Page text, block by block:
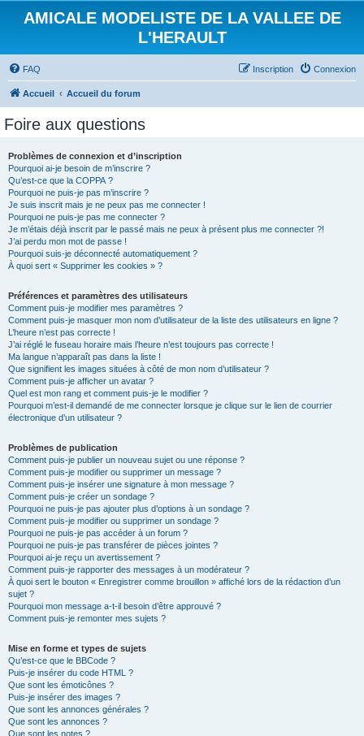
AMICALE MODELISTE DE LA VALLEE DE
L'HERAULT
FAQ Connexion
Inscription
Accueil Accueil du forum
Foire aux questions
Problèmes de connexion et d’inscription
Pourquoi ai-je besoin de m’inscrire ?
Qu’est-ce que la COPPA ?
Pourquoi ne puis-je pas m’inscrire ?
Je suis inscrit mais je ne peux pas me connecter !
Pourquoi ne puis-je pas me connecter ?
Je m’étais déjà inscrit par le passé mais ne peux à présent plus me connecter ?!
J’ai perdu mon mot de passe !
Pourquoi suis-je déconnecté automatiquement ?
À quoi sert « Supprimer les cookies » ?
Préférences et paramètres des utilisateurs
Comment puis-je modifier mes paramètres ?
Comment puis-je masquer mon nom d’utilisateur de la liste des utilisateurs en ligne ?
L’heure n’est pas correcte !
J’ai réglé le fuseau horaire mais l’heure n’est toujours pas correcte !
Ma langue n’apparaît pas dans la liste !
Que signifient les images situées à côté de mon nom d’utilisateur ?
Comment puis-je afficher un avatar ?
Quel est mon rang et comment puis-je le modifier ?
Pourquoi m’est-il demandé de me connecter lorsque je clique sur le lien de courrier
électronique d’un utilisateur ?
Problèmes de publication
Comment puis-je publier un nouveau sujet ou une réponse ?
Comment puis-je modifier ou supprimer un message ?
Comment puis-je insérer une signature à mon message ?
Comment puis-je créer un sondage ?
Pourquoi ne puis-je pas ajouter plus d’options à un sondage ?
Comment puis-je modifier ou supprimer un sondage ?
Pourquoi ne puis-je pas accéder à un forum ?
Pourquoi ne puis-je pas transférer de pièces jointes ?
Pourquoi ai-je reçu un avertissement ?
Comment puis-je rapporter des messages à un modérateur ?
À quoi sert le bouton « Enregistrer comme brouillon » affiché lors de la rédaction d’un
sujet ?
Pourquoi mon message a-t-il besoin d’être approuvé ?
Comment puis-je remonter mes sujets ?
Mise en forme et types de sujets
Qu’est-ce que le BBCode ?
Puis-je insérer du code HTML ?
Que sont les émoticônes ?
Puis-je insérer des images ?
Que sont les annonces générales ?
Que sont les annonces ?
Que sont les notes ?